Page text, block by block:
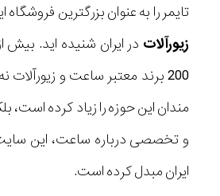
تایمر را به عنوان بزرگترین فروشگاه
زیورآلات
200 برند معتبر ساعت و
مندان این حوزه را زیاد کرده است،
و تخصصی درباره ساعت، این
ایران مبدل کرده است.